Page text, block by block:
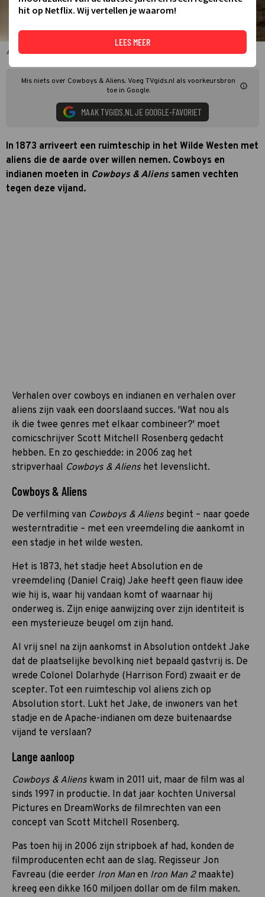
Harrison Ford en Daniel Craig in Cowboys & Aliens
Mis niets over Cowboys & Aliens. Voeg TVgids.nl als voorkeursbron
toe in Google.
MAAK TVGIDS.NL JE GOOGLE-FAVORIET
In 1873 arriveert een ruimteschip in het Wilde Westen met
aliens die de aarde over willen nemen. Cowboys en
indianen moeten in Cowboys & Alienssamen vechten
tegen deze vijand.
Verhalen over cowboys en indianen en verhalen over
aliens zijn vaak een doorslaand succes. 'Wat nou als
ik die twee genres met elkaar combineer?' moet
comicschrijver Scott Mitchell Rosenberg gedacht
hebben. En zo geschiedde: in 2006 zag het
stripverhaal Cowboys & Aliens het levenslicht.
Cowboys & Aliens
De verfilming van Cowboys & Aliens begint – naar goede
westerntraditie – met een vreemdeling die aankomt in
een stadje in het wilde westen.
Het is 1873, het stadje heet Absolution en de
vreemdeling (Daniel Craig) Jake heeft geen flauw idee
wie hij is, waar hij vandaan komt of waarnaar hij
onderweg is. Zijn enige aanwijzing over zijn identiteit is
een mysterieuze beugel om zijn hand.
Al vrij snel na zijn aankomst in Absolution ontdekt Jake
dat de plaatselijke bevolking niet bepaald gastvrij is. De
wrede Colonel Dolarhyde (Harrison Ford) zwaait er de
scepter. Tot een ruimteschip vol aliens zich op
Absolution stort. Lukt het Jake, de inwoners van het
stadje en de Apache-indianen om deze buitenaardse
vijand te verslaan?
Lange aanloop
Cowboys & Aliens kwam in 2011 uit, maar de film was al
sinds 1997 in productie. In dat jaar kochten Universal
Pictures en DreamWorks de filmrechten van een
concept van Scott Mitchell Rosenberg.
Pas toen hij in 2006 zijn stripboek af had, konden de
filmproducenten echt aan de slag. Regisseur Jon
Favreau (die eerder Iron Man en Iron Man 2 maakte)
kreeg een dikke 160 miljoen dollar om de film maken.
hit op Netflix. Wij vertellen je waarom!
LEES MEER